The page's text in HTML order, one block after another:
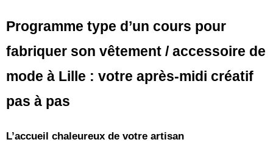
Programme type d’un cours pour
fabriquer son vêtement / accessoire de
mode à Lille : votre après-midi créatif
pas à pas
L’accueil chaleureux de votre artisan